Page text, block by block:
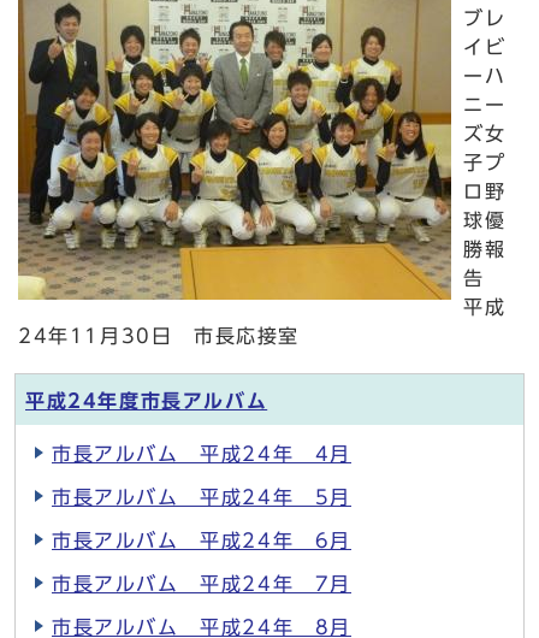
ブレ
イビ
ーハ
ニー
ズ女
子プ
ロ野
球優
勝報
告
平成
24年11月30日 市長応接室
平成24年度市長アルバム
市長アルバム 平成24年 4月
市長アルバム 平成24年 5月
市長アルバム 平成24年 6月
市長アルバム 平成24年 7月
市長アルバム 平成24年 8月